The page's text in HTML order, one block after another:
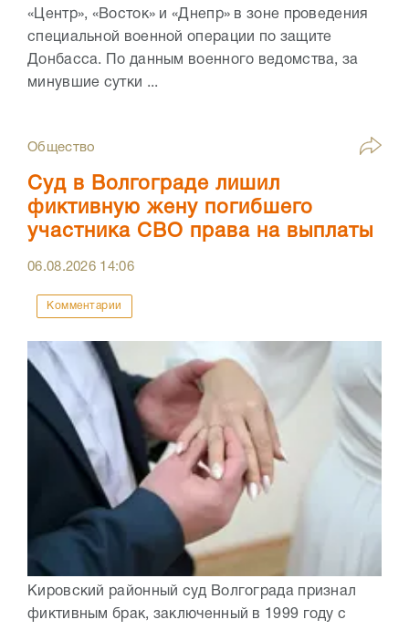
«Центр», «Восток» и «Днепр» в зоне проведения
специальной военной операции по защите
Донбасса. По данным военного ведомства, за
минувшие сутки ...
Общество
Суд в Волгограде лишил
фиктивную жену погибшего
участника СВО права на выплаты
06.08.2026 14:06
Комментарии
Кировский районный суд Волгограда признал
фиктивным брак, заключенный в 1999 году с